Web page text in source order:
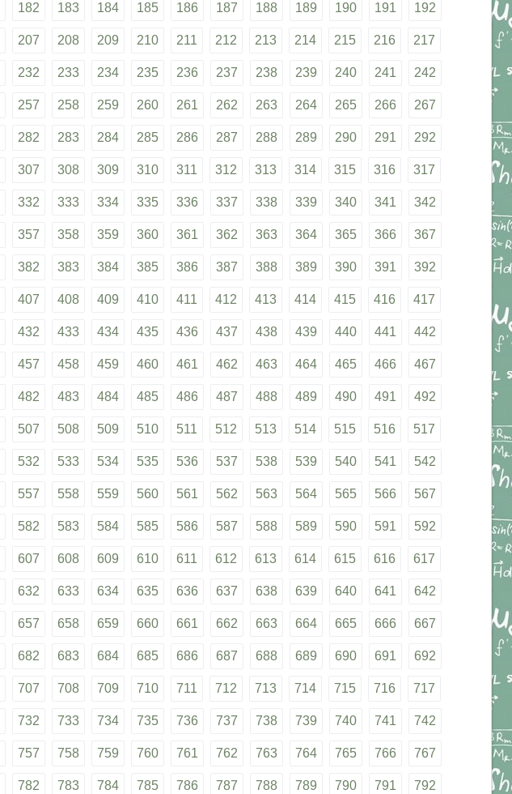
182 183 184 185 186 187 188 189 190 191 192
207 208 209 210 211 212 213 214 215 216 217
232 233 234 235 236 237 238 239 240 241 242
257 258 259 260 261 262 263 264 265 266 267
282 283 284 285 286 287 288 289 290 291 292
307 308 309 310 311 312 313 314 315 316 317
332 333 334 335 336 337 338 339 340 341 342
357 358 359 360 361 362 363 364 365 366 367
382 383 384 385 386 387 388 389 390 391 392
407 408 409 410 411 412 413 414 415 416 417
432 433 434 435 436 437 438 439 440 441 442
457 458 459 460 461 462 463 464 465 466 467
482 483 484 485 486 487 488 489 490 491 492
507 508 509 510 511 512 513 514 515 516 517
532 533 534 535 536 537 538 539 540 541 542
557 558 559 560 561 562 563 564 565 566 567
582 583 584 585 586 587 588 589 590 591 592
607 608 609 610 611 612 613 614 615 616 617
632 633 634 635 636 637 638 639 640 641 642
657 658 659 660 661 662 663 664 665 666 667
682 683 684 685 686 687 688 689 690 691 692
707 708 709 710 711 712 713 714 715 716 717
732 733 734 735 736 737 738 739 740 741 742
757 758 759 760 761 762 763 764 765 766 767
782 783 784 785 786 787 788 789 790 791 792